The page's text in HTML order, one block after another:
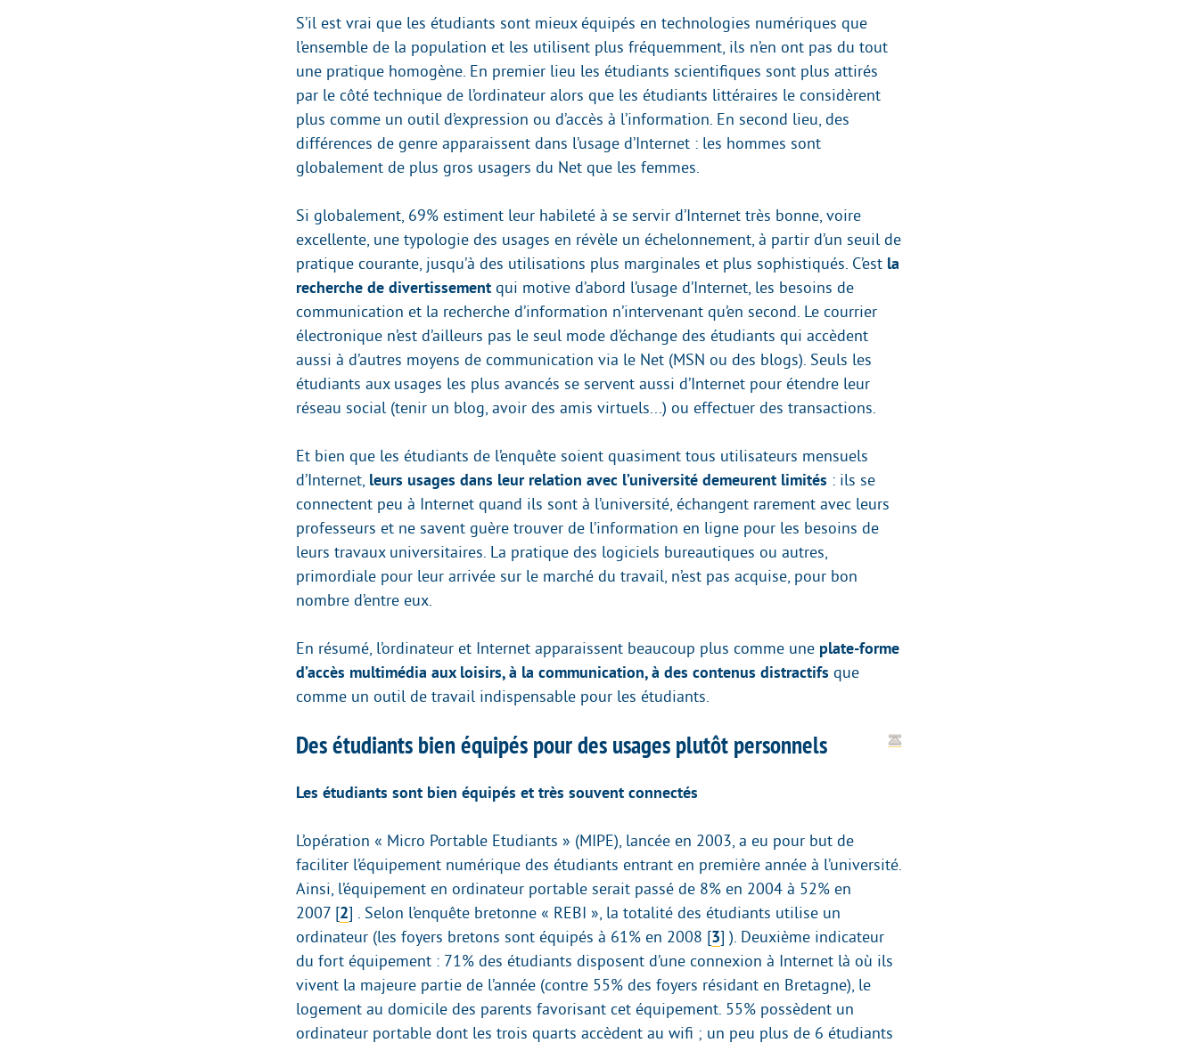
S’il est vrai que les étudiants sont mieux équipés en technologies numériques que
l’ensemble de la population et les utilisent plus fréquemment, ils n’en ont pas du tout
une pratique homogène. En premier lieu les étudiants scientifiques sont plus attirés
par le côté technique de l’ordinateur alors que les étudiants littéraires le considèrent
plus comme un outil d’expression ou d’accès à l’information. En second lieu, des
différences de genre apparaissent dans l’usage d’Internet : les hommes sont
globalement de plus gros usagers du Net que les femmes.
Si globalement, 69% estiment leur habileté à se servir d’Internet très bonne, voire
excellente, une typologie des usages en révèle un échelonnement, à partir d’un seuil de
pratique courante, jusqu’à des utilisations plus marginales et plus sophistiqués. C’est la
recherche de divertissement qui motive d’abord l’usage d’Internet, les besoins de
communication et la recherche d’information n’intervenant qu’en second. Le courrier
électronique n’est d’ailleurs pas le seul mode d’échange des étudiants qui accèdent
aussi à d’autres moyens de communication via le Net (MSN ou des blogs). Seuls les
étudiants aux usages les plus avancés se servent aussi d’Internet pour étendre leur
réseau social (tenir un blog, avoir des amis virtuels...) ou effectuer des transactions.
Et bien que les étudiants de l’enquête soient quasiment tous utilisateurs mensuels
d’Internet, leurs usages dans leur relation avec l’université demeurent limités : ils se
connectent peu à Internet quand ils sont à l’université, échangent rarement avec leurs
professeurs et ne savent guère trouver de l’information en ligne pour les besoins de
leurs travaux universitaires. La pratique des logiciels bureautiques ou autres,
primordiale pour leur arrivée sur le marché du travail, n’est pas acquise, pour bon
nombre d’entre eux.
En résumé, l’ordinateur et Internet apparaissent beaucoup plus comme une plate-forme
d’accès multimédia aux loisirs, à la communication, à des contenus distractifs que
comme un outil de travail indispensable pour les étudiants.
Des étudiants bien équipés pour des usages plutôt personnels
Les étudiants sont bien équipés et très souvent connectés
L’opération « Micro Portable Etudiants » (MIPE), lancée en 2003, a eu pour but de
faciliter l’équipement numérique des étudiants entrant en première année à l’université.
Ainsi, l’équipement en ordinateur portable serait passé de 8% en 2004 à 52% en
2007 [2] . Selon l’enquête bretonne « REBI », la totalité des étudiants utilise un
ordinateur (les foyers bretons sont équipés à 61% en 2008 [3] ). Deuxième indicateur
du fort équipement : 71% des étudiants disposent d’une connexion à Internet là où ils
vivent la majeure partie de l’année (contre 55% des foyers résidant en Bretagne), le
logement au domicile des parents favorisant cet équipement. 55% possèdent un
ordinateur portable dont les trois quarts accèdent au wifi ; un peu plus de 6 étudiants